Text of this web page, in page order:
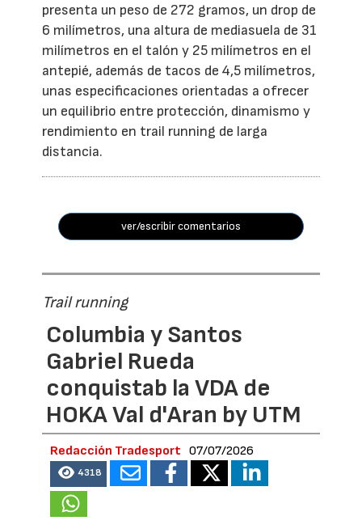
presenta un peso de 272 gramos, un drop de
6 milímetros, una altura de mediasuela de 31
milímetros en el talón y 25 milímetros en el
antepié, además de tacos de 4,5 milímetros,
unas especificaciones orientadas a ofrecer
un equilibrio entre protección, dinamismo y
rendimiento en trail running de larga
distancia.
ver/escribir comentarios
Trail running
Columbia y Santos
Gabriel Rueda
conquistab la VDA de
HOKA Val d'Aran by UTM
Redacción Tradesport 07/07/2026
4318